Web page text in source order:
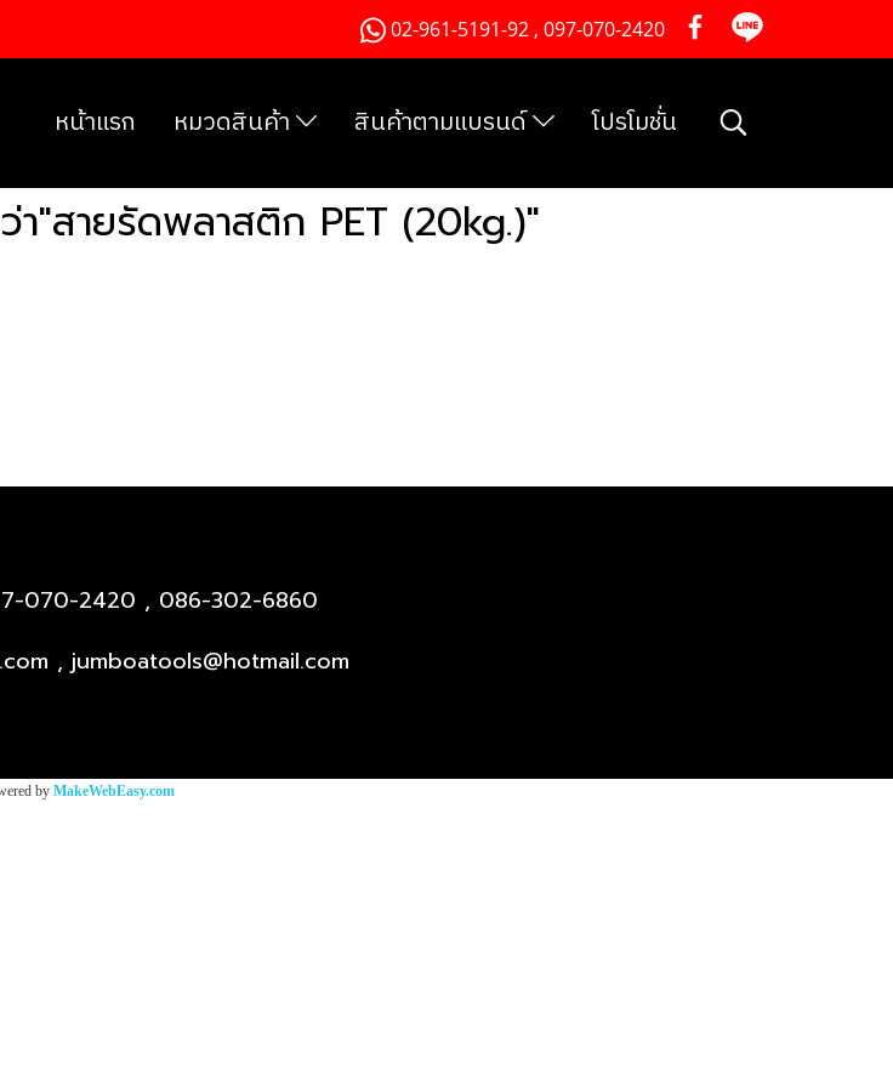
02-961-5191-92 , 097-070-2420
หน้าแรก หมวดสินค้า สินค้าตามแบรนด์ โปรโมชั่น
า"สายรัดพลาสติก PET (20kg.)"
070-2420 , 086-302-6860
, jumboatools@hotmail.com
by MakeWebEasy.com